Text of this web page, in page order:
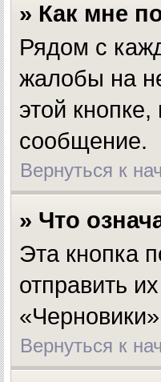
» Как мне
Рядом с
жалобы на
этой
сообщение.
Вернуться к
» Что
Эта кнопка
отправить
Вернуться к